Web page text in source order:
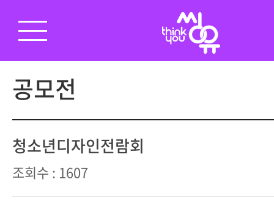
공모전
청소년디자인전람회
조회수 : 1607